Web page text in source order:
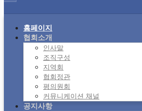
홈페이지
협회소개
인사말
조직구성
지역회
협회정관
평의원회
커뮤니케이션 채널
공지사항